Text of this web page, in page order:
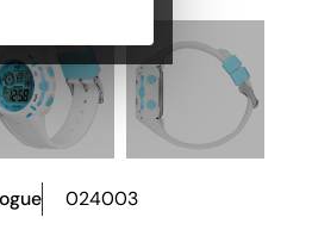
024003